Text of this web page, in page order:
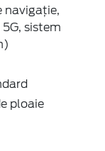
navigație,
sistem
ploaie